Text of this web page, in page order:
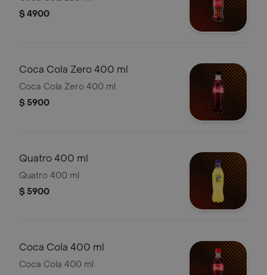
$ 4900
Coca Cola Zero 400 ml
Coca Cola Zero 400 ml
$ 5900
Quatro 400 ml
Quatro 400 ml
$ 5900
Coca Cola 400 ml
Coca Cola 400 ml